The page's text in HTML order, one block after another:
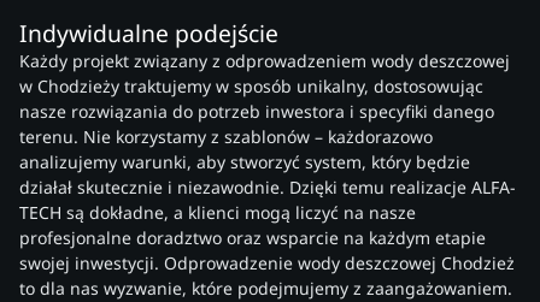
Indywidualne podejście
Każdy projekt związany z odprowadzeniem wody deszczowej
w Chodzieży traktujemy w sposób unikalny, dostosowując
nasze rozwiązania do potrzeb inwestora i specyfiki danego
terenu. Nie korzystamy z szablonów – każdorazowo
analizujemy warunki, aby stworzyć system, który będzie
działał skutecznie i niezawodnie. Dzięki temu realizacje ALFA-
TECH są dokładne, a klienci mogą liczyć na nasze
profesjonalne doradztwo oraz wsparcie na każdym etapie
swojej inwestycji. Odprowadzenie wody deszczowej Chodzież
to dla nas wyzwanie, które podejmujemy z zaangażowaniem.